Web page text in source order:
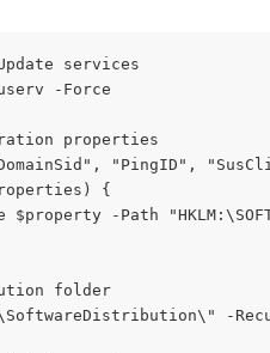
services
-Force
properties
"PingID",
{
$property -Path
folder
-